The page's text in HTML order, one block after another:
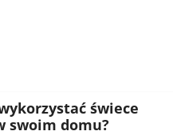
świece
swoim domu?